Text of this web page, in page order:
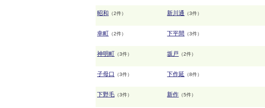
昭和 （2件） 新川通 （3件）
幸町 （2件） 下平間 （3件）
神明町 （3件） 坂戸 （2件）
子母口 （3件） 下作延 （8件）
下野毛 （3件） 新作 （5件）